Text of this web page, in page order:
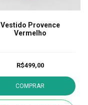
Vestido Provence
Vermelho
R$499,00
COMPRAR